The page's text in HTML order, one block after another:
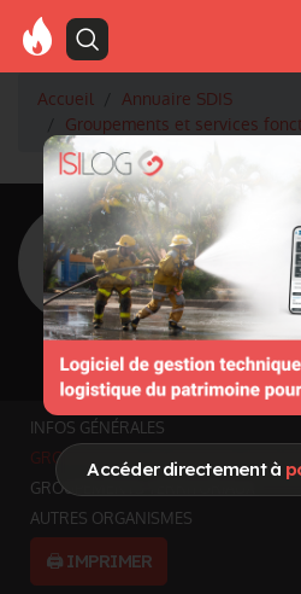
Accéder directement à
Accueil
Annuaire SDIS
Groupements et services
< Retour à la
SDIS
Caen
5 548 km²
Informations
INFOS GÉNÉRALES
GROUPEMENTS ET SERVICES
GROUPEMENTS TERRITORIAUX
AUTRES ORGANISMES
🖨️ IMPRIMER